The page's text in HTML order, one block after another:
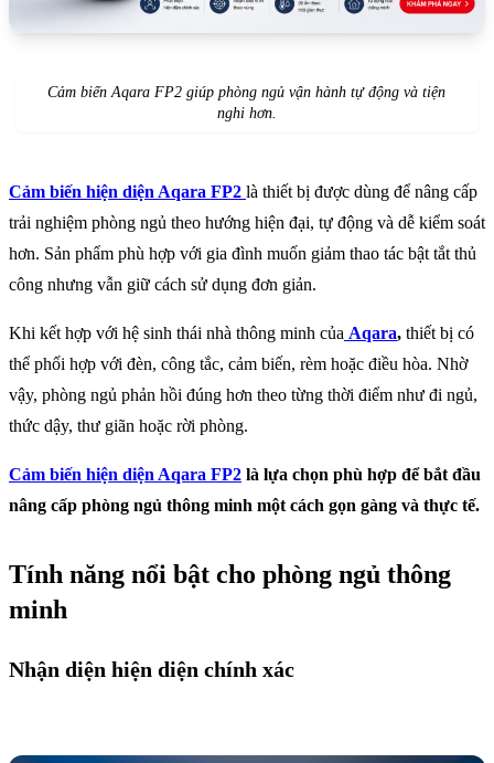
Cảm biếnAqara FP2 giúp phòng ngủ vận hành tự động và tiện
nghi hơn.
Cảm biến hiện diện Aqara FP2 là thiết bị được dùng để nâng cấp
trải nghiệm phòng ngủ theo hướng hiện đại, tự động và dễ kiểm soát
hơn. Sản phẩm phù hợp với gia đình muốn giảm thao tác bật tắt thủ
công nhưng vẫn giữ cách sử dụng đơn giản.
Khi kết hợp với hệ sinh thái nhà thông minh của Aqara, thiết bị có
thể phối hợp với đèn, công tắc, cảm biến, rèm hoặc điều hòa. Nhờ
vậy, phòng ngủ phản hồi đúng hơn theo từng thời điểm như đi ngủ,
thức dậy, thư giãn hoặc rời phòng.
Cảm biến hiện diện Aqara FP2 là lựa chọn phù hợp để bắt đầu
nâng cấp phòng ngủ thông minh một cách gọn gàng và thực tế.
Tính năng nổi bật cho phòng ngủ thông
minh
Nhận diện hiện diện chính xác